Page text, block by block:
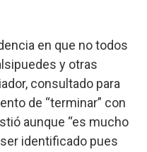
en que no todos
y otras
consultado para
de “terminar” con
aunque “es mucho
ser identificado pues